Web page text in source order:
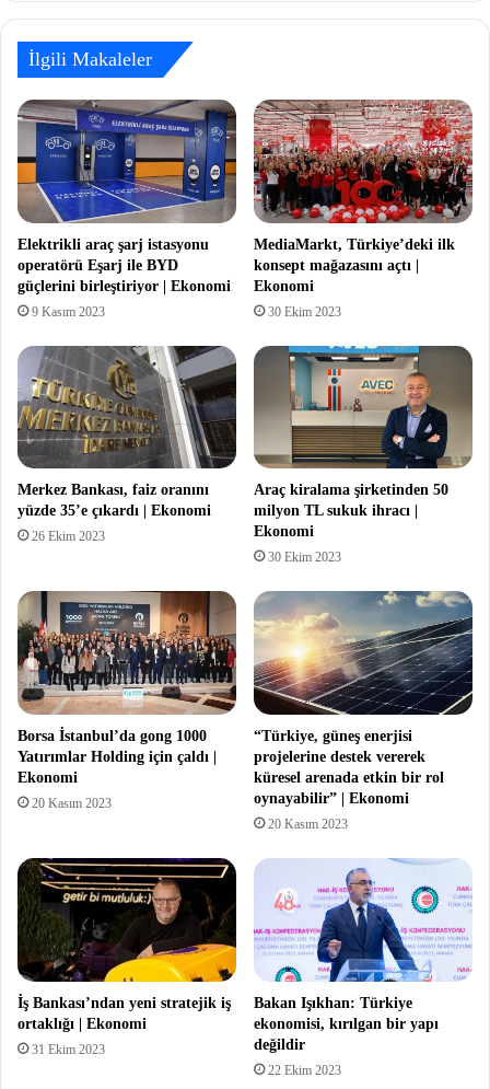
İlgili Makaleler
Elektrikli araç şarj istasyonu
operatörü Eşarj ile BYD
güçlerini birleştiriyor | Ekonomi
9 Kasım 2023
MediaMarkt, Türkiye’deki ilk
konsept mağazasını açtı |
Ekonomi
30 Ekim 2023
Merkez Bankası, faiz oranını
yüzde 35’e çıkardı | Ekonomi
26 Ekim 2023
Araç kiralama şirketinden 50
milyon TL sukuk ihracı |
Ekonomi
30 Ekim 2023
Borsa İstanbul’da gong 1000
Yatırımlar Holding için çaldı |
Ekonomi
20 Kasım 2023
“Türkiye, güneş enerjisi
projelerine destek vererek
küresel arenada etkin bir rol
oynayabilir” | Ekonomi
20 Kasım 2023
İş Bankası’ndan yeni stratejik iş
ortaklığı | Ekonomi
31 Ekim 2023
Bakan Işıkhan: Türkiye
ekonomisi, kırılgan bir yapı
değildir
22 Ekim 2023